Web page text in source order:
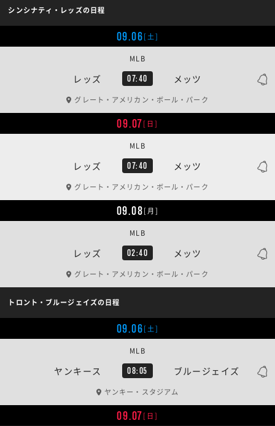
シンシナティ・レッズの日程
09.06[土]
レッズ 07:40 メッツ
MLB
グレート・アメリカン・ボール・パーク
09.07[日]
レッズ 07:40 メッツ
MLB
グレート・アメリカン・ボール・パーク
09.08[月]
レッズ 02:40 メッツ
MLB
グレート・アメリカン・ボール・パーク
トロント・ブルージェイズの日程
09.06[土]
ヤンキース 08:05 ブルージェイズ
MLB
ヤンキー・スタジアム
09.07[日]